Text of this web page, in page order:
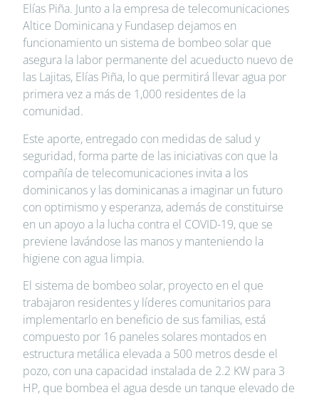
Elías Piña. Junto a la empresa de telecomunicaciones
Altice Dominicana y Fundasep dejamos en
funcionamiento un sistema de bombeo solar que
asegura la labor permanente del acueducto nuevo de
las Lajitas, Elías Piña, lo que permitirá llevar agua por
primera vez a más de 1,000 residentes de la
comunidad.
Este aporte, entregado con medidas de salud y
seguridad, forma parte de las iniciativas con que la
compañía de telecomunicaciones invita a los
dominicanos y las dominicanas a imaginar un futuro
con optimismo y esperanza, además de constituirse
en un apoyo a la lucha contra el COVID-19, que se
previene lavándose las manos y manteniendo la
higiene con agua limpia.
El sistema de bombeo solar, proyecto en el que
trabajaron residentes y líderes comunitarios para
implementarlo en beneficio de sus familias, está
compuesto por 16 paneles solares montados en
estructura metálica elevada a 500 metros desde el
pozo, con una capacidad instalada de 2.2 KW para 3
HP, que bombea el agua desde un tanque elevado de